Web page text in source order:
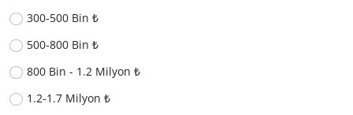
300-500 Bin ₺
500-800 Bin ₺
800 Bin - 1.2 Milyon ₺
1.2-1.7 Milyon ₺